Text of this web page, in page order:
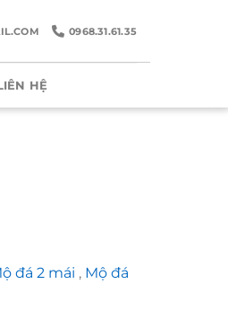
0968.31.61.35
HỆ
đá 2 mái , Mộ đá